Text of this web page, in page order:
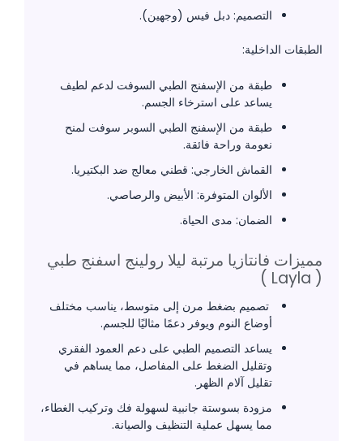
التصميم: دبل فيس (وجهين).
الطبقات الداخلية:
طبقة من الإسفنج الطبي السوفت لدعم لطيف
يساعد على استرخاء الجسم.
طبقة من الإسفنج الطبي السوبر سوفت لمنح
نعومة وراحة فائقة.
القماش الخارجي: قطني معالج ضد البكتيريا.
الألوان المتوفرة: الأبيض والرصاصي.
الضمان: مدى الحياة.
مميزات فانتازيا مرتبة ليلا رولينج اسفنج طبي
( Layla )
تصميم بضغط مرن إلى متوسط، يناسب مختلف
أوضاع النوم ويوفر دعمًا مثاليًا للجسم.
يساعد التصميم الطبي على دعم العمود الفقري
وتقليل الضغط على المفاصل، مما يساهم في
تقليل آلام الظهر.
مزودة بسوستة جانبية لسهولة فك وتركيب الغطاء،
مما يسهل عملية التنظيف والصيانة.